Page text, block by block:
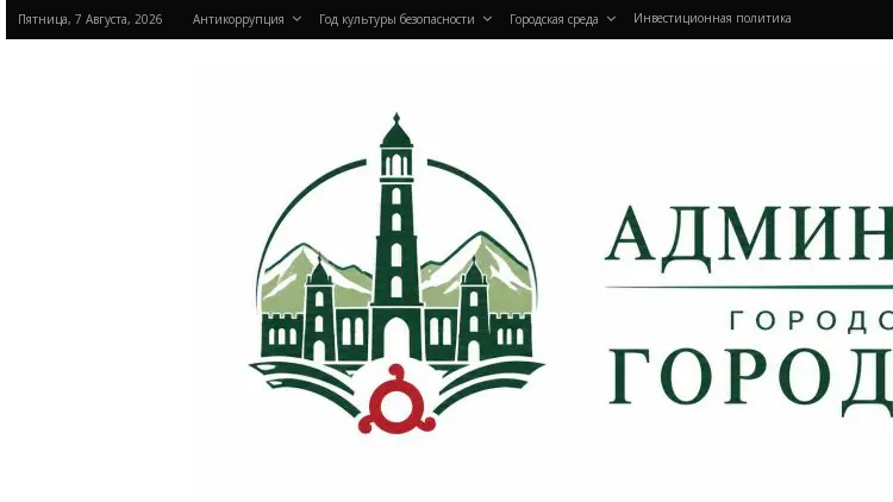
Пятница, 7 Августа, 2026 Антикоррупция Год культуры безопасности Городская среда Инвестиционная политика